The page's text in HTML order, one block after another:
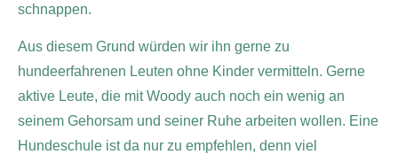
schnappen.
Aus diesem Grund würden wir ihn gerne zu
hundeerfahrenen Leuten ohne Kinder vermitteln. Gerne
aktive Leute, die mit Woody auch noch ein wenig an
seinem Gehorsam und seiner Ruhe arbeiten wollen. Eine
Hundeschule ist da nur zu empfehlen, denn viel